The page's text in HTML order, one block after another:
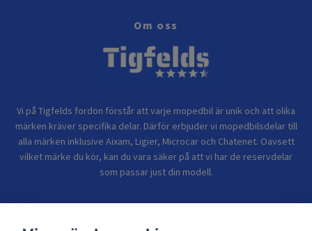
Om oss
Vi på Tigfelds fordon förstår att varje mopedbil är unik och att olika
märken kräver specifika delar. Därför erbjuder vi mopedbilsdelar till
alla märken inklusive Aixam, Ligier, Microcar och Chatenet. Oavsett
vilket märke du kör, kan du vara säker på att vi har de reservdelar
som passar just din modell.